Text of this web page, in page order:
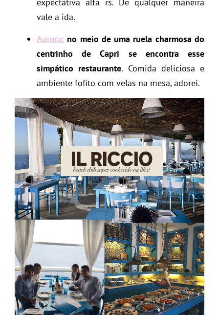
expectativa alta rs. De qualquer maneira
vale a ida.
Aurora: no meio de uma ruela charmosa do
centrinho de Capri se encontra esse
simpático restaurante. Comida deliciosa e
ambiente fofito com velas na mesa, adorei.